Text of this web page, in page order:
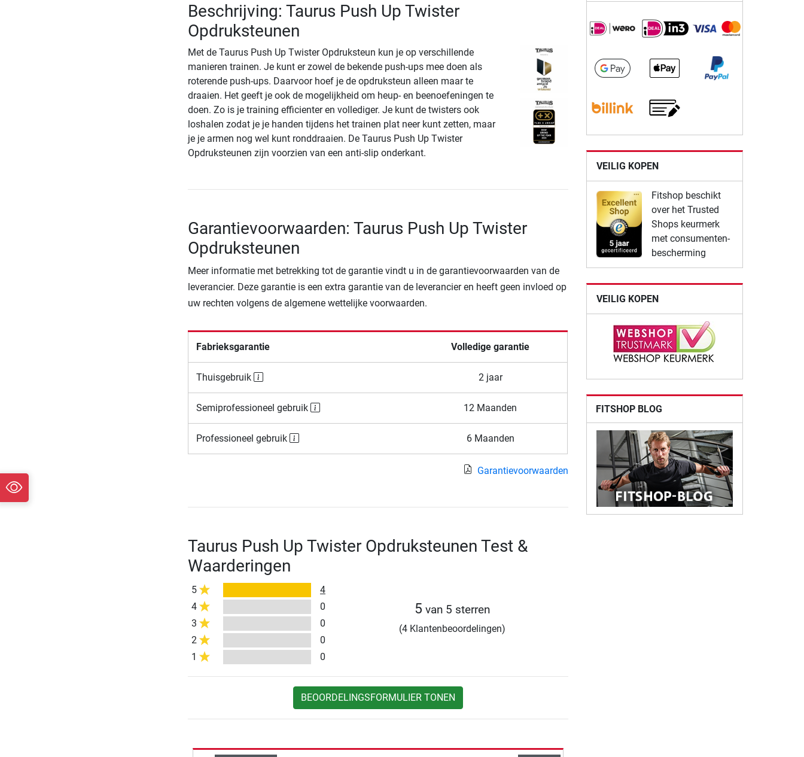
Beschrijving: Taurus Push Up Twister
Opdruksteunen
Met de Taurus Push Up Twister Opdruksteun kun je op verschillende
manieren trainen. Je kunt er zowel de bekende push-ups mee doen als
roterende push-ups. Daarvoor hoef je de opdruksteun alleen maar te
draaien. Het geeft je ook de mogelijkheid om heup- en beenoefeningen te
doen. Zo is je training efficienter en vollediger. Je kunt de twisters ook
loshalen zodat je je handen tijdens het trainen plat neer kunt zetten, maar
je je armen nog wel kunt ronddraaien. De Taurus Push Up Twister
Opdruksteunen zijn voorzien van een anti-slip onderkant.
Garantievoorwaarden: Taurus Push Up Twister
Opdruksteunen
Meer informatie met betrekking tot de garantie vindt u in de garantievoorwaarden van de
leverancier. Deze garantie is een extra garantie van de leverancier en heeft geen invloed op
uw rechten volgens de algemene wettelijke voorwaarden.
Fabrieksgarantie Volledige garantie
Thuisgebruik 2 jaar
Semiprofessioneel gebruik 12 Maanden
Professioneel gebruik 6 Maanden
Garantievoorwaarden
Taurus Push Up Twister Opdruksteunen Test &
Waarderingen
5
4
4
0
3
0
2
0
1
0
5 van 5 sterren
(4 Klantenbeoordelingen)
BEOORDELINGSFORMULIER TONEN
VEILIG KOPEN
Fitshop beschikt
over het Trusted
Shops keurmerk
met consumenten-
bescherming
VEILIG KOPEN
FITSHOP BLOG